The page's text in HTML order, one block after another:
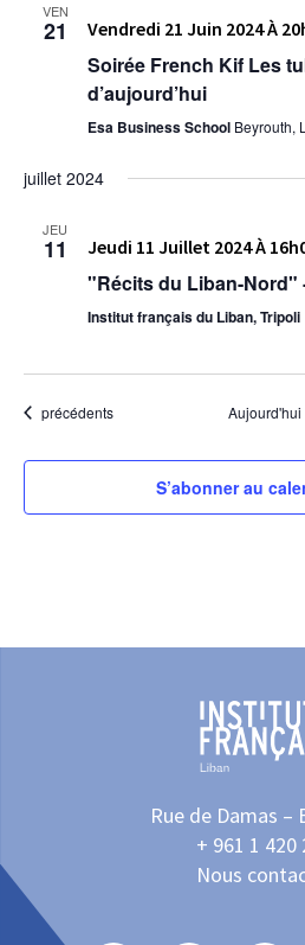
VEN
21 Vendredi 21 Juin 2024 À
Soirée French Kif Les
d’aujourd’hui
Esa Business School Beyrouth,
juillet 2024
JEU
11 Jeudi 11 Juillet 2024 À
"Récits du Liban-Nord"
Institut français du Liban, Tripoli
Évènements
précédents Aujourd'hui
S’abonner au
Rue de Damas –
+ 961 1 420
Nous